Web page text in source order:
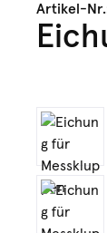
Artikel-